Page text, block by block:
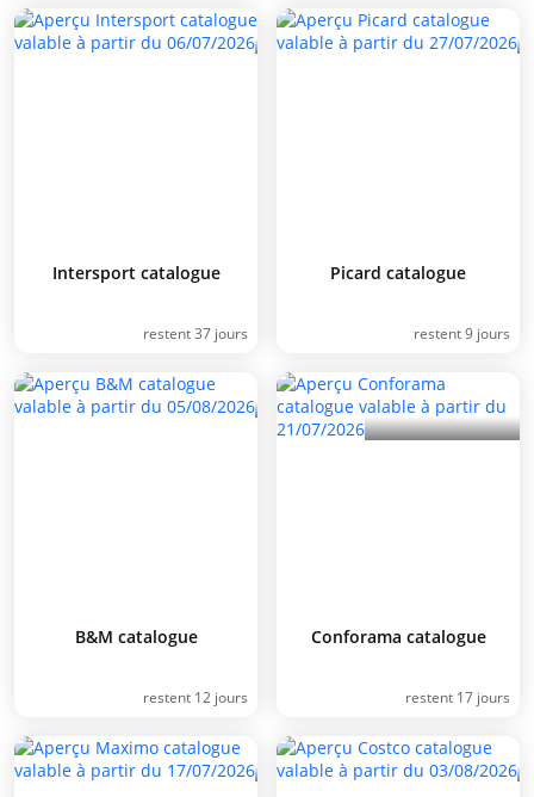
Intersport catalogue
restent 37 jours
Picard catalogue
restent 9 jours
B&M catalogue
restent 12 jours
Conforama catalogue
restent 17 jours